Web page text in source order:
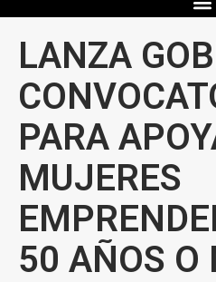
LANZA
PARA
MUJERES
50 AÑOS O